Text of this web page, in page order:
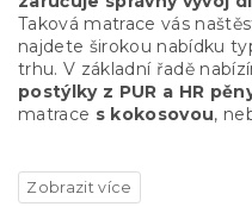
Taková matrace vás
najdete širokou nabídku
trhu. V základní řadě
postýlky z PUR a HR
matrace s kokosovou,